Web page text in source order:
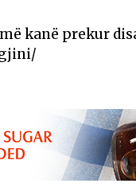
kanë prekur